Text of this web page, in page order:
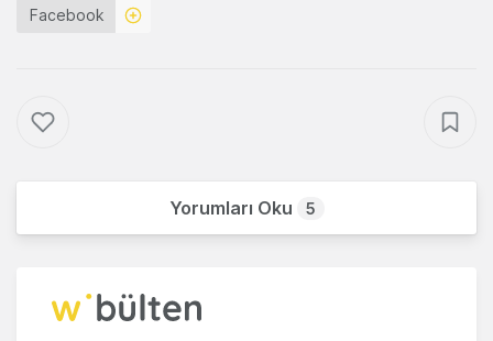
Facebook
Yorumları Oku 5